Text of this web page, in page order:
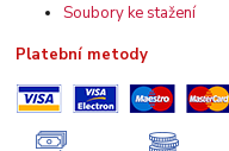
Soubory ke stažení
Platební metody